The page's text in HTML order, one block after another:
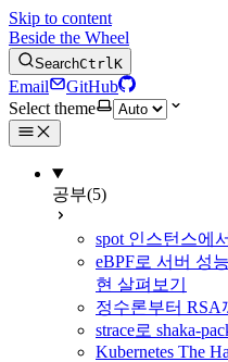
Skip to content
Beside the Wheel
SearchCtrlK
Email
GitHub
Select theme
공부(5)
spot 인스턴스에
eBPF로 서버 성
현 살펴보기
정수론부터 RSA
strace로 shaka-
Kubernetes The